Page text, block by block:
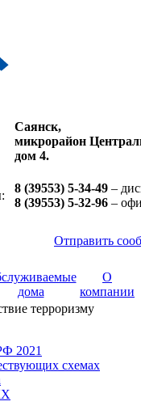
Саянск,
микрорайон
дом 4.
8 (39553) 5-34-49 –
8 (39553) 5-32-96 –
Отправить
дома
О
компании
терроризму
2021
схемах